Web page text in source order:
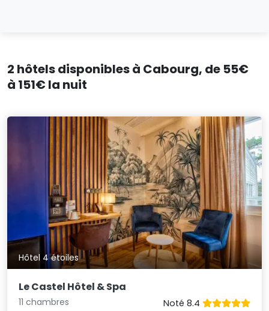
2 hôtels disponibles à Cabourg, de 55€
à 151€ la nuit
Hôtel 4 étoiles
Le Castel Hôtel & Spa
11 chambres
Noté 8.4